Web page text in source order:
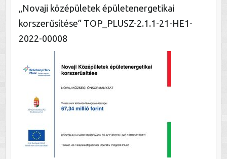
„Novaji középületek épületenergetikai
korszerűsítése” TOP_PLUSZ-2.1.1-21-HE1-
2022-00008